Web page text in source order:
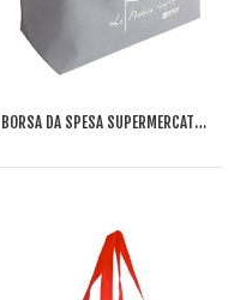
BORSA DA SPESA SUPERMERCATI SGROI